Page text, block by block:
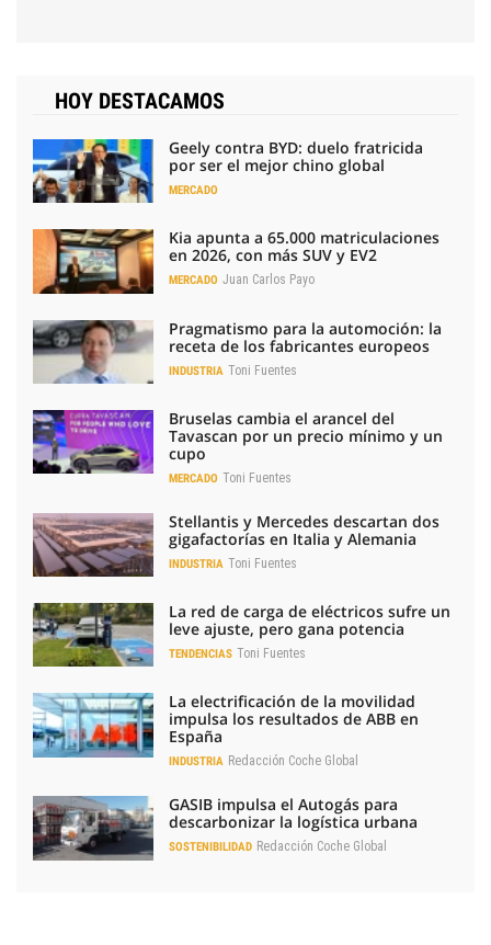
HOY DESTACAMOS
Geely contra BYD: duelo fratricida
por ser el mejor chino global
MERCADO
Kia apunta a 65.000 matriculaciones
en 2026, con más SUV y EV2
MERCADO Juan Carlos Payo
Pragmatismo para la automoción: la
receta de los fabricantes europeos
INDUSTRIA Toni Fuentes
Bruselas cambia el arancel del
Tavascan por un precio mínimo y un
cupo
MERCADO Toni Fuentes
Stellantis y Mercedes descartan dos
gigafactorías en Italia y Alemania
INDUSTRIA Toni Fuentes
La red de carga de eléctricos sufre un
leve ajuste, pero gana potencia
TENDENCIAS Toni Fuentes
La electrificación de la movilidad
impulsa los resultados de ABB en
España
INDUSTRIA Redacción Coche Global
GASIB impulsa el Autogás para
descarbonizar la logística urbana
SOSTENIBILIDAD Redacción Coche Global